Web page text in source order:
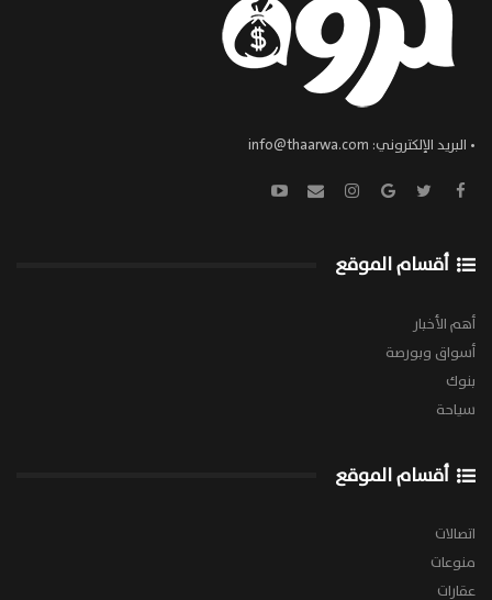
• البريد الإلكتروني: info@thaarwa.com
أقسام الموقع
أهم الأخبار
أسواق وبورصة
بنوك
سياحة
أقسام الموقع
اتصالات
منوعات
عقارات